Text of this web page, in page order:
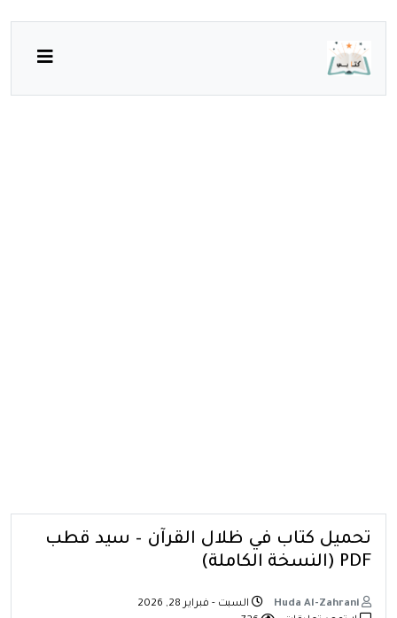
تحميل كتاب في ظلال القرآن – سيد قطب
PDF (النسخة الكاملة)
السبت - فبراير 28, 2026